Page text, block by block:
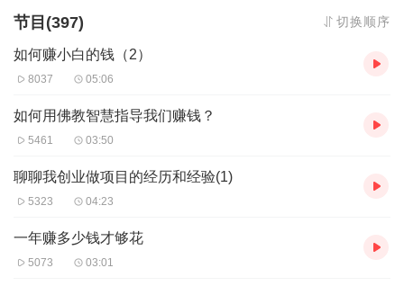
识分享给大家，希望对创业者或是即将创业的人有所帮助。本专辑
“只帮助勤奋努力的人赚钱，懒惰的人请走开
生活在如今的互联网时代不懂营销，就如同瞎子走路，力气花了不
享，为你带来更多创业实战经验，帮助不甘于现状的草根一族、及
想解决困境、想转型的老板在互联网上少走弯路，创业成功！讲课
我所擅长：
开发项目，挖掘利润点。
团队管理。
团队人际关系处理。
如何当好老板，做好老大。
节目(397) 切换顺序
如何赚小白的钱（2）
8037 05:06
如何用佛教智慧指导我们赚钱？
5461 03:50
聊聊我创业做项目的经历和经验(1)
5323 04:23
一年赚多少钱才够花
5073 03:01